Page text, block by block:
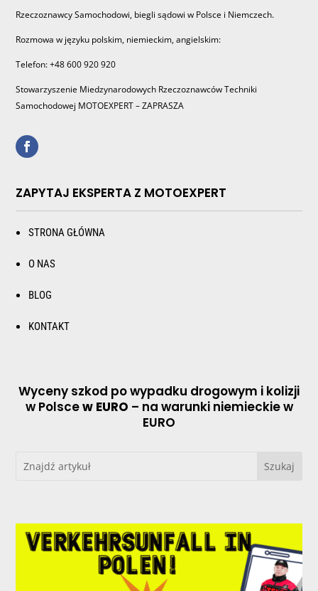
Rzeczoznawcy Samochodowi, biegli sądowi w Polsce i Niemczech.
Rozmowa w języku polskim, niemieckim, angielskim:
Telefon: +48 600 920 920
Stowarzyszenie Miedzynarodowych Rzeczoznawców Techniki
Samochodowej MOTOEXPERT – ZAPRASZA
ZAPYTAJ EKSPERTA Z MOTOEXPERT
STRONA GŁÓWNA
O NAS
BLOG
KONTAKT
Wyceny szkod po wypadku drogowym i kolizji
w Polscew EURO – na warunki niemieckie w
EURO